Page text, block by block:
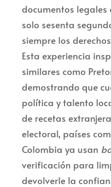
documentos
solo sesenta
siempre los
Esta experiencia
similares como
demostrando que
política y talento
de recetas
electoral, países
Colombia ya usan
verificación para
devolverle la